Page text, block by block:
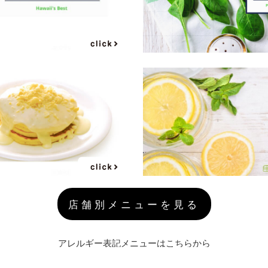
店舗別メニューを見る
アレルギー表記メニューはこちらから